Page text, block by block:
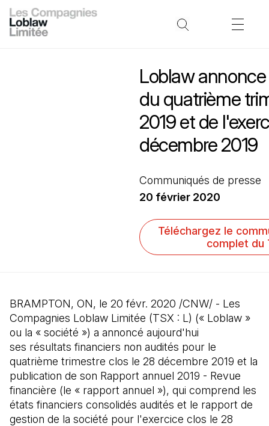
Loblaw
du quatrième
2019 et de
décembre 2019
Communiqués de presse
20 février 2020
Téléchargez le
complet du
BRAMPTON, ON, le 20 févr. 2020 /CNW/ - Les
Compagnies Loblaw Limitée (TSX : L) (« Loblaw »
ou la « société ») a annoncé aujourd'hui
ses résultats financiers non audités pour le
quatrième trimestre clos le 28 décembre 2019 et la
publication de son Rapport annuel 2019 - Revue
financière (le « rapport annuel »), qui comprend les
états financiers consolidés audités et le rapport de
gestion de la société pour l'exercice clos le 28